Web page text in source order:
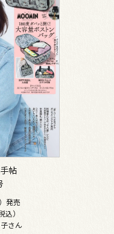
帖
発売
込）
さん